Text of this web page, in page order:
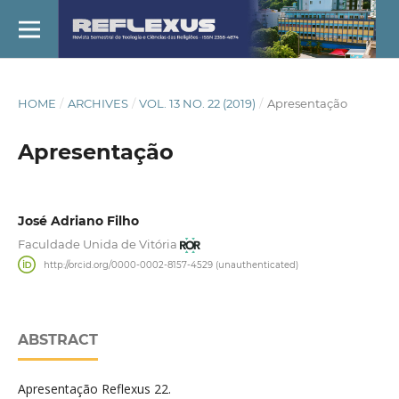
HOME / ARCHIVES / VOL. 13 NO. 22 (2019) / Apresentação
Apresentação
José Adriano Filho
Faculdade Unida de Vitória
http://orcid.org/0000-0002-8157-4529 (unauthenticated)
ABSTRACT
Apresentação Reflexus 22.